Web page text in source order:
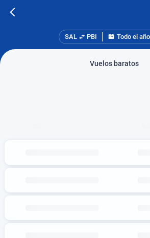
SAL PBI Todo el año
Vuelos baratos